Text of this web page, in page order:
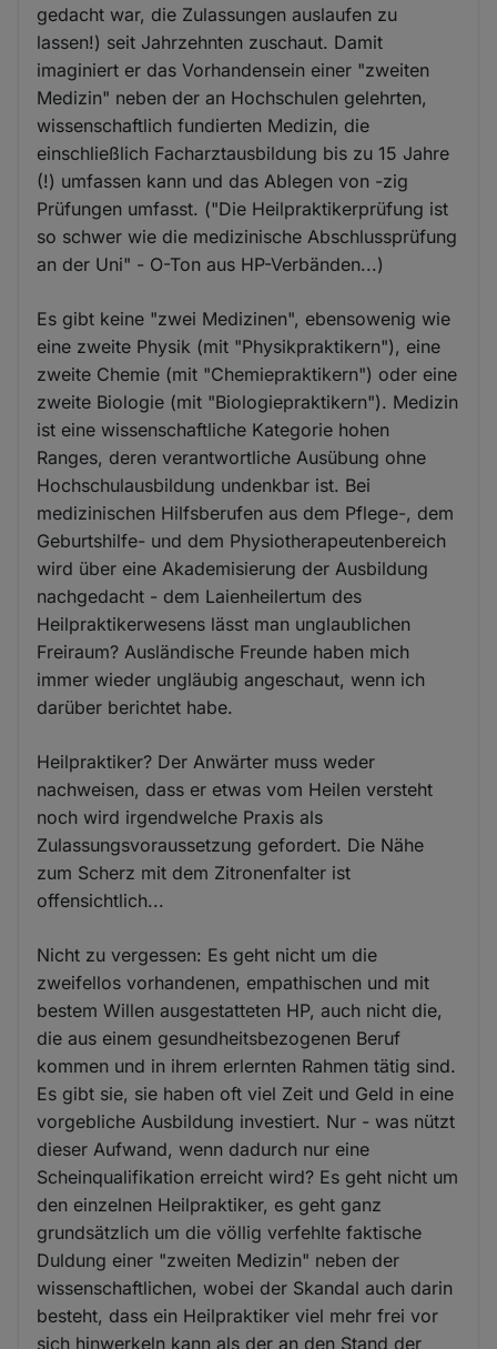
gedacht war, die Zulassungen auslaufen zu
lassen!) seit Jahrzehnten zuschaut. Damit
imaginiert er das Vorhandensein einer "zweiten
Medizin" neben der an Hochschulen gelehrten,
wissenschaftlich fundierten Medizin, die
einschließlich Facharztausbildung bis zu 15 Jahre
(!) umfassen kann und das Ablegen von -zig
Prüfungen umfasst. ("Die Heilpraktikerprüfung ist
so schwer wie die medizinische Abschlussprüfung
an der Uni" - O-Ton aus HP-Verbänden...)
Es gibt keine "zwei Medizinen", ebensowenig wie
eine zweite Physik (mit "Physikpraktikern"), eine
zweite Chemie (mit "Chemiepraktikern") oder eine
zweite Biologie (mit "Biologiepraktikern"). Medizin
ist eine wissenschaftliche Kategorie hohen
Ranges, deren verantwortliche Ausübung ohne
Hochschulausbildung undenkbar ist. Bei
medizinischen Hilfsberufen aus dem Pflege-, dem
Geburtshilfe- und dem Physiotherapeutenbereich
wird über eine Akademisierung der Ausbildung
nachgedacht - dem Laienheilertum des
Heilpraktikerwesens lässt man unglaublichen
Freiraum? Ausländische Freunde haben mich
immer wieder ungläubig angeschaut, wenn ich
darüber berichtet habe.
Heilpraktiker? Der Anwärter muss weder
nachweisen, dass er etwas vom Heilen versteht
noch wird irgendwelche Praxis als
Zulassungsvoraussetzung gefordert. Die Nähe
zum Scherz mit dem Zitronenfalter ist
offensichtlich...
Nicht zu vergessen: Es geht nicht um die
zweifellos vorhandenen, empathischen und mit
bestem Willen ausgestatteten HP, auch nicht die,
die aus einem gesundheitsbezogenen Beruf
kommen und in ihrem erlernten Rahmen tätig sind.
Es gibt sie, sie haben oft viel Zeit und Geld in eine
vorgebliche Ausbildung investiert. Nur - was nützt
dieser Aufwand, wenn dadurch nur eine
Scheinqualifikation erreicht wird? Es geht nicht um
den einzelnen Heilpraktiker, es geht ganz
grundsätzlich um die völlig verfehlte faktische
Duldung einer "zweiten Medizin" neben der
wissenschaftlichen, wobei der Skandal auch darin
besteht, dass ein Heilpraktiker viel mehr frei vor
sich hinwerkeln kann als der an den Stand der